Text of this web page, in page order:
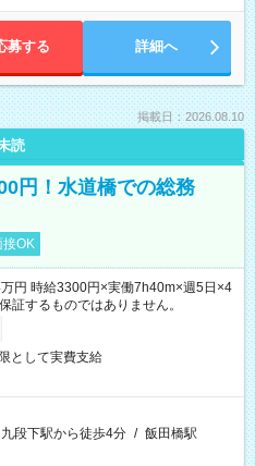
募する 詳細へ
掲載日：2026.08.10
読
円！水道橋での総務
接OK
円 時給3300円×実働7h40m×週5日×4
するものではありません。
として実費支給
九段下駅から徒歩4分 / 飯田橋駅